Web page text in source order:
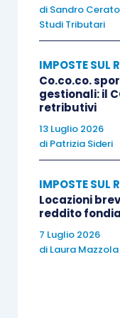
Tuttavia, non
nell’ambito di
51 Tuir
assoggettate a
In particolare,
l’utilizzazione
dal datore di
conformità a
o di
di Sandro
Studi Tributari
IMPOSTE SUL
Co.co.co.
gestionali: il
retributivi
13 Luglio 2026
di Patrizia Sideri
IMPOSTE SUL
Locazioni
reddito
7 Luglio 2026
di Laura Mazzola